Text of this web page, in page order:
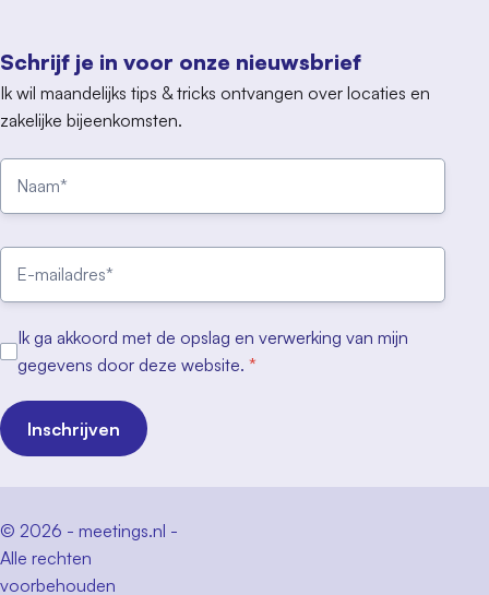
Schrijf je in voor onze nieuwsbrief
Ik wil maandelijks tips & tricks ontvangen over locaties en
zakelijke bijeenkomsten.
Ik ga akkoord met de opslag en verwerking van mijn
gegevens door deze website. *
Inschrijven
© 2026 - meetings.nl -
Alle rechten
voorbehouden